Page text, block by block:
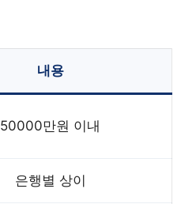
내용
50000만원 이내
은행별 상이